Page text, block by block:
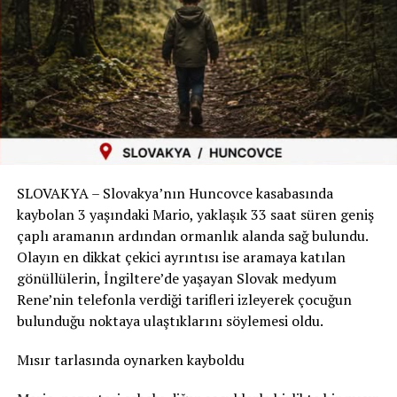
Hayatını kaybeden Driss Atounane 54 yaşındaydı ve
Brüksel’de esnaflık yapıyordu. Yerel basında çevresinde
tanınan bir işletmeci ve aile babası olduğu belirtiliyor.
Fas odaklı yayınlar Atounane’nin Fas kökenli olduğunu
aktarıyor.
Atounane’nin bir yabancıyı korumak için araya girmesi
ve bunun sonucunda yaşamını yitirmesi, ailesinin yanı
Kadının kimliği ve uyruğu açıklanmadı
Atounane’nin yardım ettiği kadının 67 yaşında olduğu
yönünde bilgiler bulunuyor. Ancak kadının adı ve uyruğu
resmi olarak açıklanmış değil.
Aynı şekilde saldırganın uyruğuna ilişkin de doğrulanmış
bir açıklama bulunmuyor.
SLOVAKYA – Slovakya’nın Huncovce kasabasında
kaybolan 3 yaşındaki Mario, yaklaşık 33 saat süren geniş
çaplı aramanın ardından ormanlık alanda sağ bulundu.
Olayın en dikkat çekici ayrıntısı ise aramaya katılan
gönüllülerin, İngiltere’de yaşayan Slovak medyum
Rene’nin telefonla verdiği tarifleri izleyerek çocuğun
bulunduğu noktaya ulaştıklarını söylemesi oldu.
Mısır tarlasında oynarken kayboldu